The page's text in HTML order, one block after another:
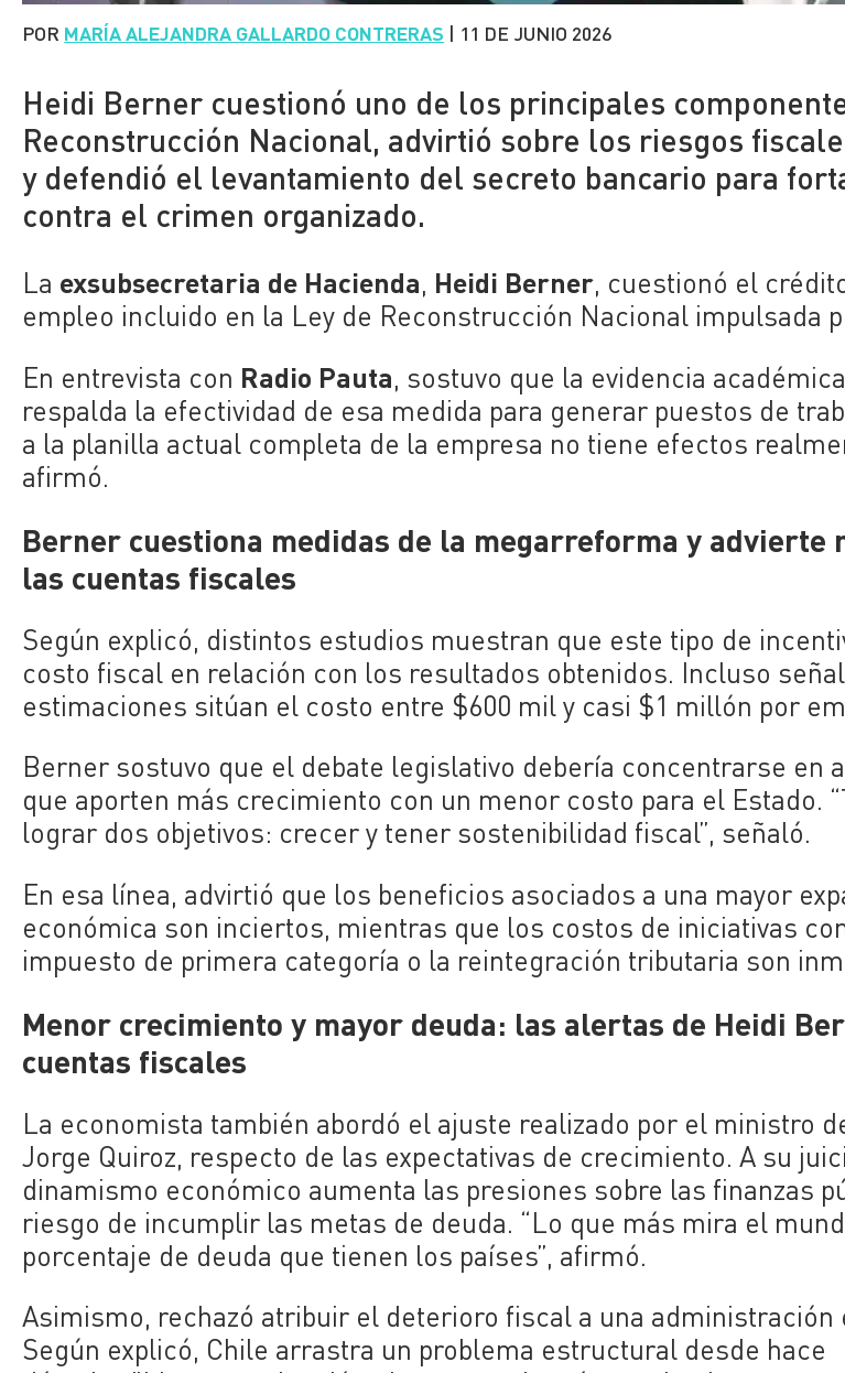
POR MARÍA ALEJANDRA GALLARDO CONTRERAS | 11 DE JUNIO 2026
Heidi Berner cuestionó uno de los principales
Reconstrucción Nacional, advirtió sobre los riesgos
y defendió el levantamiento del secreto bancario para
contra el crimen organizado.
La exsubsecretaria de Hacienda, Heidi Berner, cuestionó el
empleo incluido en la Ley de Reconstrucción Nacional impulsada
En entrevista con Radio Pauta, sostuvo que la evidencia
respalda la efectividad de esa medida para generar puestos de
a la planilla actual completa de la empresa no tiene efectos
afirmó.
Berner cuestiona medidas de la megarreforma y advierte
las cuentas fiscales
Según explicó, distintos estudios muestran que este tipo de
costo fiscal en relación con los resultados obtenidos. Incluso
estimaciones sitúan el costo entre $600 mil y casi $1 millón por
Berner sostuvo que el debate legislativo debería concentrarse en
que aporten más crecimiento con un menor costo para el Estado.
lograr dos objetivos: crecer y tener sostenibilidad fiscal”, señaló.
En esa línea, advirtió que los beneficios asociados a una mayor
económica son inciertos, mientras que los costos de iniciativas
impuesto de primera categoría o la reintegración tributaria son
Menor crecimiento y mayor deuda: las alertas de Heidi
cuentas fiscales
La economista también abordó el ajuste realizado por el ministro
Jorge Quiroz, respecto de las expectativas de crecimiento. A su
dinamismo económico aumenta las presiones sobre las finanzas
riesgo de incumplir las metas de deuda. “Lo que más mira el
porcentaje de deuda que tienen los países”, afirmó.
Asimismo, rechazó atribuir el deterioro fiscal a una administración
Según explicó, Chile arrastra un problema estructural desde hace